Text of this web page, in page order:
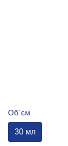
Об`єм
30 мл